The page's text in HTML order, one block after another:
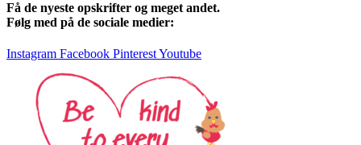
Få de nyeste opskrifter og meget andet.
Følg med på de sociale medier:
Instagram Facebook PinterestYoutube